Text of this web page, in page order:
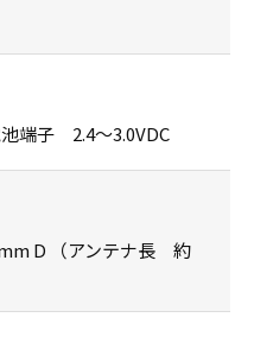
端子 2.4〜3.0VDC
D （アンテナ長 約